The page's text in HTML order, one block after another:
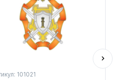
101021